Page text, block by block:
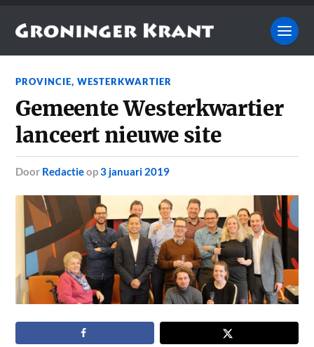
PROVINCIE,WESTERKWARTIER
Gemeente Westerkwartier
lanceert nieuwe site
door Redactieop3 januari 2019